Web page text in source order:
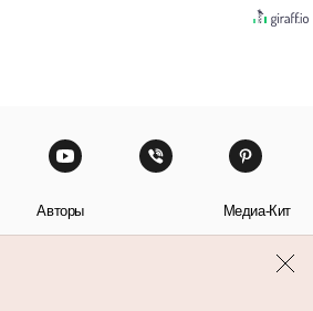
Авторы Медиа-Кит